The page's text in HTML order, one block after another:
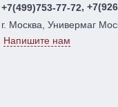
+7(499)753-77-72,
г. Москва, Универмаг
Напишите нам